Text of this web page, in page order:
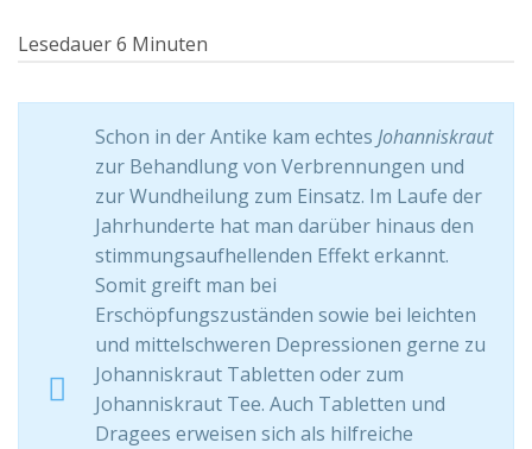
Lesedauer6 Minuten
Schon in der Antike kam echtes Johanniskraut
zur Behandlung von Verbrennungen und
zur Wundheilung zum Einsatz. Im Laufe der
Jahrhunderte hat man darüber hinaus den
stimmungsaufhellenden Effekt erkannt.
Somit greift man bei
Erschöpfungszuständen sowie bei leichten
und mittelschweren Depressionen gerne zu
Johanniskraut Tabletten oder zum
Johanniskraut Tee. Auch Tabletten und
Dragees erweisen sich als hilfreiche